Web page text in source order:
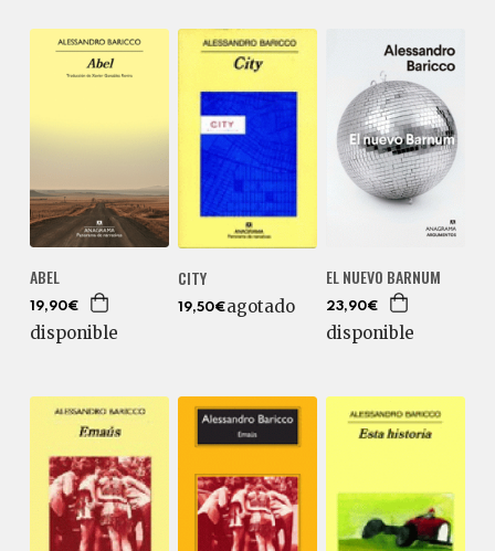
ABEL
19,90€
disponible
CITY
19,50€agotado
EL NUEVO BARNUM
23,90€
disponible